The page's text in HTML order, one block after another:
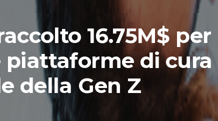
16.75M$ per
piattaforme di cura
della Gen Z